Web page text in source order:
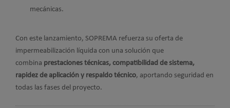
mecánicas.
Con este lanzamiento, SOPREMA refuerza su oferta de
impermeabilización líquida con una solución que
combina prestaciones técnicas, compatibilidad de sistema,
rapidez de aplicación y respaldo técnico, aportando seguridad en
todas las fases del proyecto.